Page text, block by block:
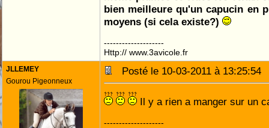
bien meilleure qu'un capucin en
moyens (si cela existe?)
--------------------
Http:// www.3avicole.fr
JLLEMEY
Gourou Pigeonneux
Posté le 10-03-2011 à
Il y a rien a manger sur un
--------------------